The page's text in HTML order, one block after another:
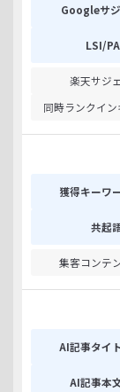
Googleサ
LSI/
楽天サジ
同時ランクイ
獲得キーワ
共起
集客コンテ
AI記事タイ
AI記事本